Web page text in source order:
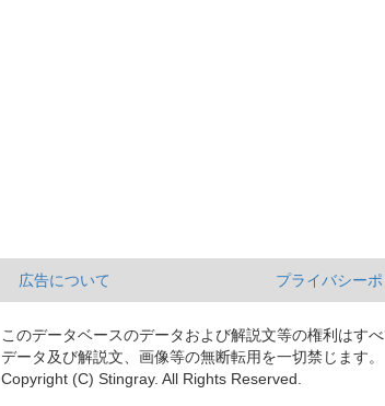
広告について プライバシー
このデータベースのデータおよび解説文等の権利はす
データ及び解説文、画像等の無断転用を一切禁じます。
Copyright (C) Stingray. All Rights Reserved.